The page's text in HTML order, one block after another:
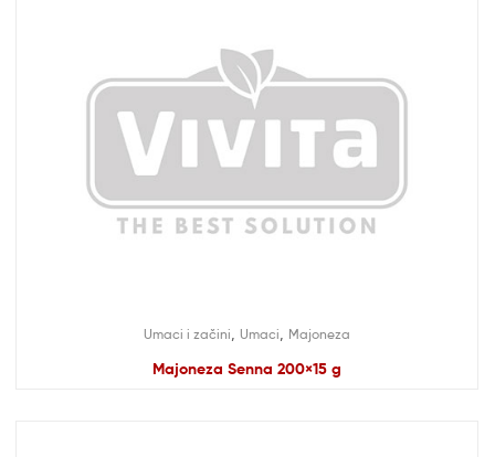
Umaci i začini Umaci Majoneza
Majoneza Senna 200×15 g